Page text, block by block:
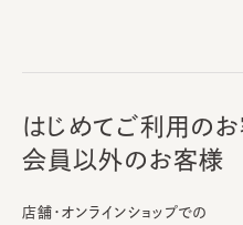
はじめてご利用のお
会員以外のお客様
店舗・オンラインショップでの